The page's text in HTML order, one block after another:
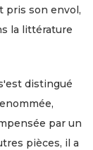
pris son envol,
la littérature
distingué
par un
pièces, il a